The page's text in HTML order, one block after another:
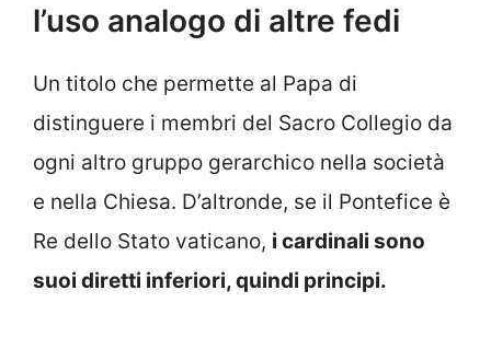
l’uso analogo di altre fedi
Un titolo che permette al Papa di
distinguere i membri del Sacro Collegio da
ogni altro gruppo gerarchico nella società
e nella Chiesa. D’altronde, se il Pontefice è
Re dello Stato vaticano, i cardinali sono
suoi diretti inferiori, quindi principi.